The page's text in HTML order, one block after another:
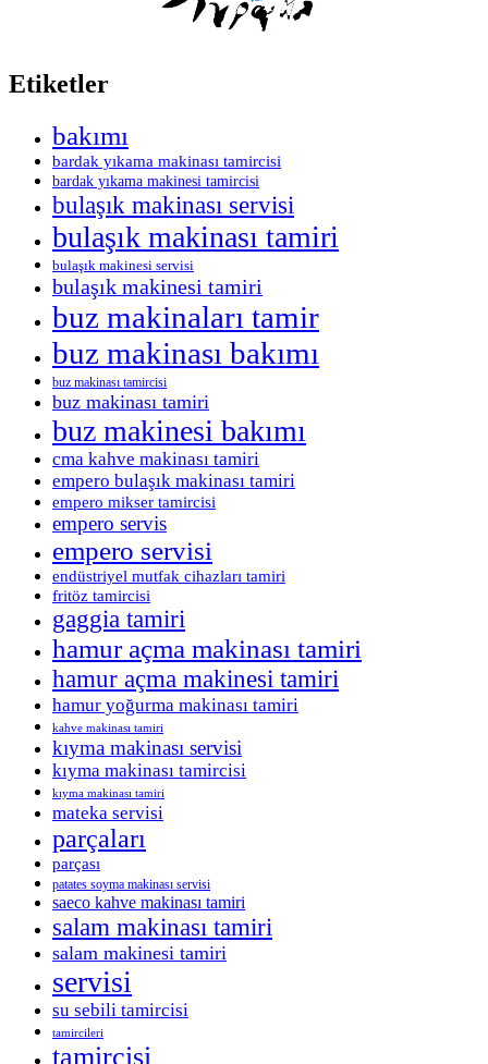
Etiketler
bakımı
bardak yıkama makinası tamircisi
bardak yıkama makinesi tamircisi
bulaşık makinası servisi
bulaşık makinası tamiri
bulaşık makinesi servisi
bulaşık makinesi tamiri
buz makinaları tamir
buz makinası bakımı
buz makinası tamircisi
buz makinası tamiri
buz makinesi bakımı
cma kahve makinası tamiri
empero bulaşık makinası tamiri
empero mikser tamircisi
empero servis
empero servisi
endüstriyel mutfak cihazları tamiri
fritöz tamircisi
gaggia tamiri
hamur açma makinası tamiri
hamur açma makinesi tamiri
hamur yoğurma makinası tamiri
kahve makinası tamiri
kıyma makinası servisi
kıyma makinası tamircisi
kıyma makinası tamiri
mateka servisi
parçaları
parçası
patates soyma makinası servisi
saeco kahve makinası tamiri
salam makinası tamiri
salam makinesi tamiri
servisi
su sebili tamircisi
tamircileri
tamircisi